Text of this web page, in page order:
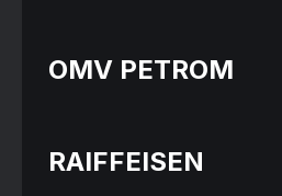
OMV PETROM
RAIFFEISEN